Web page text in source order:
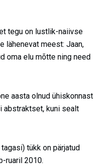
tegu on lustlik-naiivse
lähenevat meest: Jaan,
oma elu mõtte ning need
aasta olnud ühiskonnast
abstraktset, kuni sealt
tükk on pärjatud
ruaril 2010.